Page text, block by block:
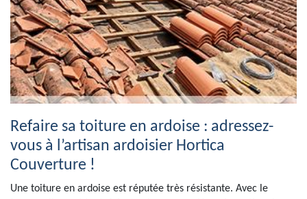
Refaire sa toiture en ardoise : adressez-
vous à l’artisan ardoisier Hortica
Couverture !
Une toiture en ardoise est réputée très résistante. Avec le